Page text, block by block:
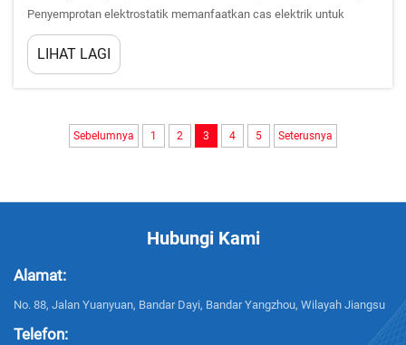
Penyemprotan elektrostatik memanfaatkan cas elektrik untuk
mencapai aplikasi lapisan yang tepat dan cekap. Bahan lapisan
cecair diatomisasi menjadi titisan halus (secara optimum 20–50
mikron...)
LIHAT LAGI
Sebelumnya 1 2 3 4 5 Seterusnya
Hubungi Kami
Alamat:
No. 88, Jalan Yuanyuan, Bandar Dayi, Bandar Yangzhou, Wilayah Jiangsu
Telefon: